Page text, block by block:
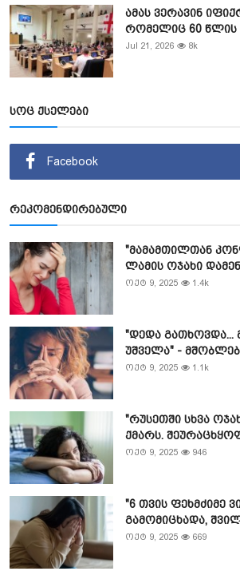
ამას ვერავინ
რომელიც 60 წლის
Jul 21, 2026 8k
სოც ქსელები
Facebook
რეკომენდირებული
"მამამთილთან
ლამის ოჯახი
ოქტ 9, 2025 1.4k
"დედა გათხოვდა...
უშველა" -
ოქტ 9, 2025 1.1k
"რუსეთში სხვა
ქმარს.
ოქტ 9, 2025 946
"6 თვის ფეხმძიმე
გამომიცხადა,
ოქტ 9, 2025 669